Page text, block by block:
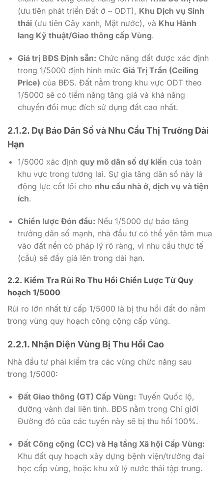
(ưu tiên phát triển Đất ở – ODT), Khu Dịch vụ Sinh
thái(ưu tiên Cây xanh, Mặt nước), và Khu Hành
lang Kỹ thuật/Giao thông cấp Vùng.
Giá trị BĐS Định sẵn: Chức năng đất được xác định
trong 1/5000 định hình mức Giá Trị Trần (Ceiling
Price) của BĐS. Đất nằm trong khu vực ODT theo
1/5000 sẽ có tiềm năng tăng giá và khả năng
chuyển đổi mục đích sử dụng đất cao nhất.
2.1.2. Dự Báo Dân Số và Nhu Cầu Thị Trường Dài
Hạn
1/5000 xác định quy mô dân số dự kiến của toàn
khu vực trong tương lai. Sự gia tăng dân số này là
động lực cốt lõi cho nhu cầu nhà ở, dịch vụ và tiện
ích.
Chiến lược Đón đầu: Nếu 1/5000 dự báo tăng
trưởng dân số mạnh, nhà đầu tư có thể yên tâm mua
vào đất nền có pháp lý rõ ràng, vì nhu cầu thực tế
(cầu) sẽ đẩy giá lên trong dài hạn.
2.2. Kiểm Tra Rủi Ro Thu Hồi Chiến Lược Từ Quy
hoạch 1/5000
Rủi ro lớn nhất từ cấp 1/5000 là bị thu hồi đất do nằm
trong vùng quy hoạch công cộng cấp vùng.
2.2.1. Nhận Diện Vùng Bị Thu Hồi Cao
Nhà đầu tư phải kiểm tra các vùng chức năng sau
trong 1/5000:
Đất Giao thông (GT) Cấp Vùng: Tuyến Quốc lộ,
đường vành đai liên tỉnh. BĐS nằm trong Chỉ giới
Đường đỏ của các tuyến này sẽ bị thu hồi 100%.
Đất Công cộng (CC) và Hạ tầng Xã hội Cấp Vùng:
Khu đất quy hoạch xây dựng bệnh viện/trường đại
học cấp vùng, hoặc khu xử lý nước thải tập trung.